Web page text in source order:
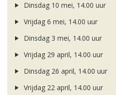
Dinsdag 10 mei, 14.00 uur
Vrijdag 6 mei, 14.00 uur
Dinsdag 3 mei, 14.00 uur
Vrijdag 29 april, 14.00 uur
Dinsdag 26 april, 14.00 uur
Vrijdag 22 april, 14.00 uur